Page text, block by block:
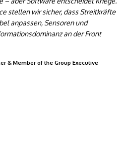
stellen wir sicher, dass Streitkräfte
anpassen, Sensoren und
an der Front
& Member of the Group Executive